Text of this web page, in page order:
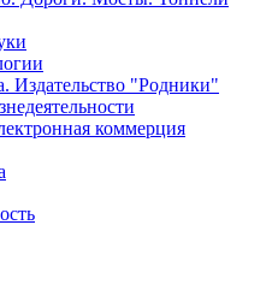
Издательство "Родники"
коммерция